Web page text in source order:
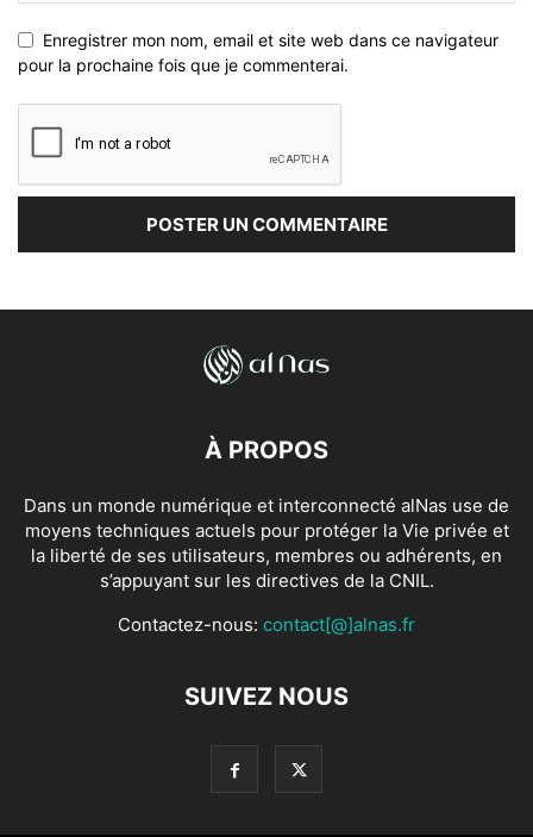
Enregistrer mon nom, email et site web dans ce navigateur
pour la prochaine fois que je commenterai.
À PROPOS
Dans un monde numérique et interconnecté alNas use de
moyens techniques actuels pour protéger la Vie privée et
la liberté de ses utilisateurs, membres ou adhérents, en
s’appuyant sur les directives de la CNIL.
Contactez-nous: contact[@]alnas.fr
SUIVEZ NOUS